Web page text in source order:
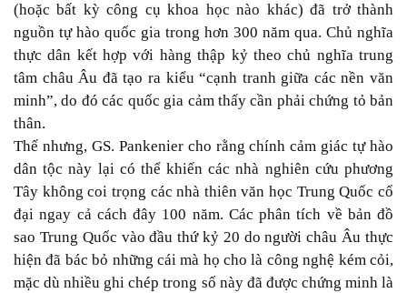
(hoặc bất kỳ công cụ khoa học nào khác) đã trở thành
nguồn tự hào quốc gia trong hơn 300 năm qua. Chủ nghĩa
thực dân kết hợp với hàng thập kỷ theo chủ nghĩa trung
tâm châu Âu đã tạo ra kiểu “cạnh tranh giữa các nền văn
minh”, do đó các quốc gia cảm thấy cần phải chứng tỏ bản
thân.
Thế nhưng, GS. Pankenier cho rằng chính cảm giác tự hào
dân tộc này lại có thể khiến các nhà nghiên cứu phương
Tây không coi trọng các nhà thiên văn học Trung Quốc cổ
đại ngay cả cách đây 100 năm. Các phân tích về bản đồ
sao Trung Quốc vào đầu thứ kỷ 20 do người châu Âu thực
hiện đã bác bỏ những cái mà họ cho là công nghệ kém cỏi,
mặc dù nhiều ghi chép trong số này đã được chứng minh là